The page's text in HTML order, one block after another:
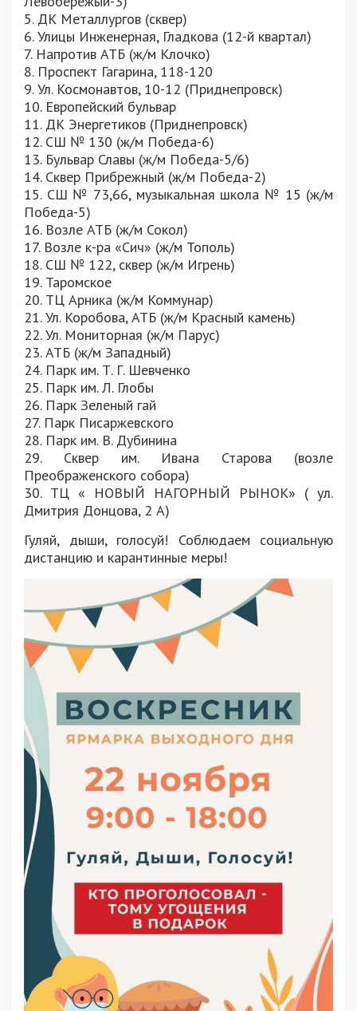
5. ДК Металлургов (сквер)
6. Улицы Инженерная, Гладкова (12-й квартал)
7. Напротив АТБ (ж/м Клочко)
8. Проспект Гагарина, 118-120
9. Ул. Космонавтов, 10-12 (Приднепровск)
10. Европейский бульвар
11. ДК Энергетиков (Приднепровск)
12. СШ № 130 (ж/м Победа-6)
13. Бульвар Славы (ж/м Победа-5/6)
14. Сквер Прибрежный (ж/м Победа-2)
15. СШ № 73,66, музыкальная школа № 15 (ж/м
Победа-5)
16. Возле АТБ (ж/м Сокол)
17. Возле к-ра «Сич» (ж/м Тополь)
18. СШ № 122, сквер (ж/м Игрень)
19. Таромское
20. ТЦ Арника (ж/м Коммунар)
21. Ул. Коробова, АТБ (ж/м Красный камень)
22. Ул. Мониторная (ж/м Парус)
23. АТБ (ж/м Западный)
24. Парк им. Т. Г. Шевченко
25. Парк им. Л. Глобы
26. Парк Зеленый гай
27. Парк Писаржевского
28. Парк им. В. Дубинина
29. Сквер им. Ивана Старова (возле
Преображенского собора)
30. ТЦ « НОВЫЙ НАГОРНЫЙ РЫНОК» ( ул.
Дмитрия Донцова, 2 А)
Гуляй, дыши, голосуй! Соблюдаем социальную
дистанцию и карантинные меры!